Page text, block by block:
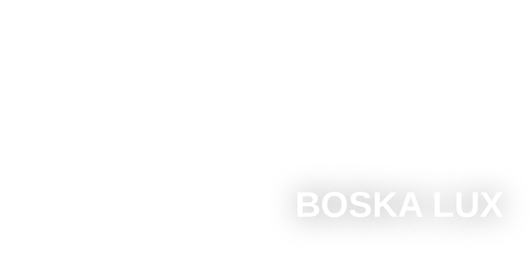
BOSKA LUX